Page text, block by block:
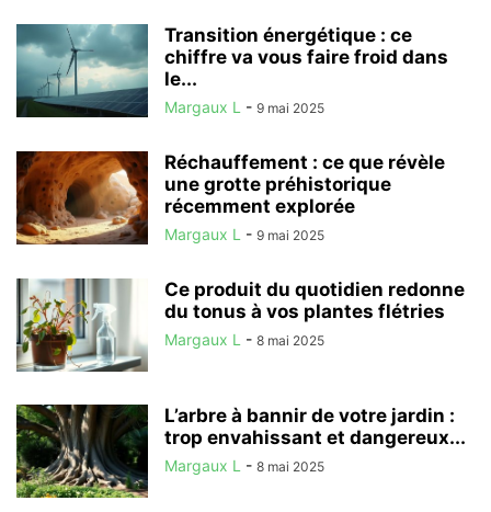
Transition énergétique : ce
chiffre va vous faire froid dans
le...
Margaux L - 9 mai 2025
Réchauffement : ce que révèle
une grotte préhistorique
récemment explorée
Margaux L - 9 mai 2025
Ce produit du quotidien redonne
du tonus à vos plantes flétries
Margaux L - 8 mai 2025
L’arbre à bannir de votre jardin :
trop envahissant et dangereux...
Margaux L - 8 mai 2025